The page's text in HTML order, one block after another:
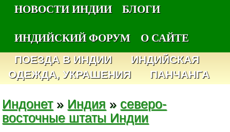
НОВОСТИ ИНДИИ
БЛОГИ
ИНДИЙСКИЙ ФОРУМ
О САЙТЕ
ПОЕЗДА В ИНДИИ
ИНДИЙСКАЯ
ОДЕЖДА, УКРАШЕНИЯ
ПАНЧАНГА
Индонет» Индия » северо-
восточные штаты Индии